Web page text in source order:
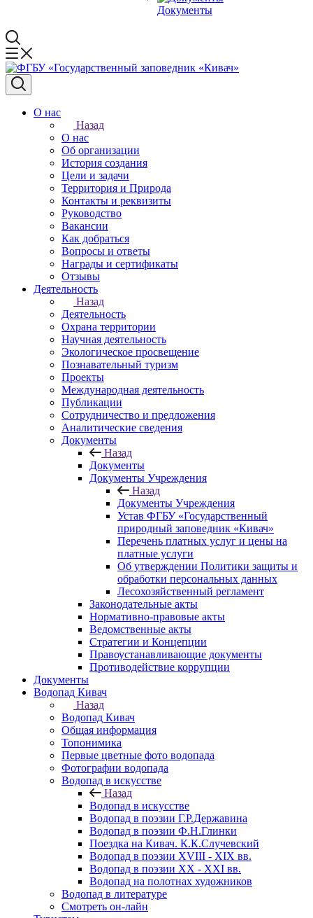
Документы
О нас
Назад
О нас
Об организации
История создания
Цели и задачи
Территория и Природа
Контакты и реквизиты
Руководство
Вакансии
Как добраться
Вопросы и ответы
Награды и сертификаты
Отзывы
Деятельность
Назад
Деятельность
Охрана территории
Научная деятельность
Экологическое просвещение
Познавательный туризм
Проекты
Международная деятельность
Публикации
Сотрудничество и предложения
Аналитические сведения
Документы
Назад
Документы
Документы Учреждения
Назад
Документы Учреждения
Устав ФГБУ «Государственный
природный заповедник «Кивач»
Перечень платных услуг и цены на
платные услуги
Об утверждении Политики защиты и
обработки персональных данных
Лесохозяйственный регламент
Законодательные акты
Нормативно-правовые акты
Ведомственные акты
Стратегии и Концепции
Правоустанавливающие документы
Противодействие коррупции
Документы
Водопад Кивач
Назад
Водопад Кивач
Общая информация
Топонимика
Первые цветные фото водопада
Фотографии водопада
Водопад в искусстве
Назад
Водопад в искусстве
Водопад в поэзии Г.Р.Державина
Водопад в поэзии Ф.Н.Глинки
Поездка на Кивач. К.К.Случевский
Водопад в поэзии XVIII - XIX вв.
Водопад в поэзии XX - XXI вв.
Водопад на полотнах художников
Водопад в литературе
Смотреть он-лайн